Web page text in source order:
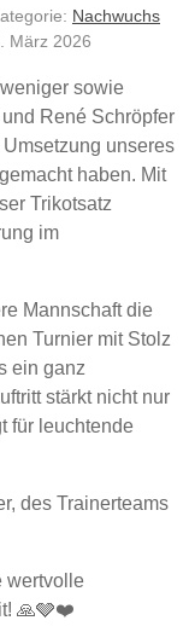
Nachwuchs
März 2026
sowie
René Schröpfer
unseres
haben. Mit
Trikotsatz
im
Mannschaft die
Turnier mit Stolz
ein ganz
stärkt nicht nur
für leuchtende
des Trainerteams
wertvolle
🙏🩶❤️